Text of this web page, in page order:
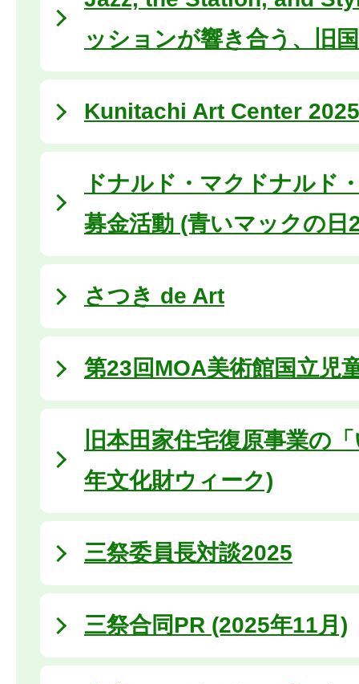
ッションが響き合う、旧
Kunitachi Art Center 2025
ドナルド・マクドナルド
募金活動 (青いマックの日
さつき de Art
第23回MOA美術館国立児
旧本田家住宅復原事業の
年文化財ウィーク)
三祭委員長対談2025
三祭合同PR (2025年11月)